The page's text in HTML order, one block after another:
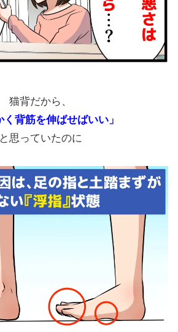
猫背だから、
く背筋を伸ばせばいい」
と思っていたのに